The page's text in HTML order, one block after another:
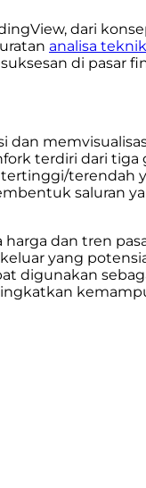
dari
analisa
di pasar
terdiri dari
terendah
saluran
dan tren
yang
digunakan